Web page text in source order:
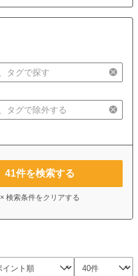
41件を検索する
× 検索条件をクリアする